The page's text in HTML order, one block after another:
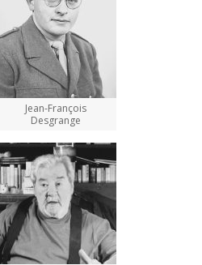
Jean-François
Desgrange